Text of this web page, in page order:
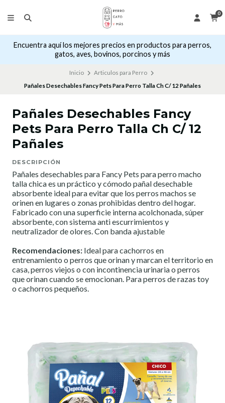
0
Encuentra aquí los mejores precios en productos para perros,
gatos, aves, bovinos, porcinos y más
Inicio
Articulos para Perro
Pañales Desechables Fancy Pets Para Perro Talla Ch C/ 12 Pañales
Pañales Desechables Fancy
Pets Para Perro Talla Ch C/ 12
Pañales
DESCRIPCIÓN
Pañales desechables para Fancy Pets para perro macho
talla chica es un práctico y cómodo pañal desechable
absorbente ideal para evitar que los perros machos se
orinen en lugares o zonas prohibidas dentro del hogar.
Fabricado con una superficie interna acolchonada, súper
absorbente, con sistema anti escurrimientos y
neutralizador de olores. Con banda ajustable
Recomendaciones: Ideal para cachorros en
entrenamiento o perros que orinan y marcan el territorio en
casa, perros viejos o con incontinencia urinaria o perros
que orinan cuando se emocionan. Para perros de razas toy
o cachorros pequeños.